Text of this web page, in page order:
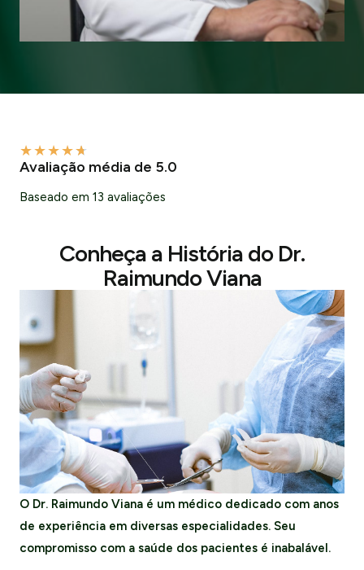
★★★★★
Avaliação média de 5.0
Baseado em 13 avaliações
Conheça a História do Dr.
Raimundo Viana
O Dr. Raimundo Viana é um médico dedicado com anos
de experiência em diversas especialidades. Seu
compromisso com a saúde dos pacientes é inabalável.